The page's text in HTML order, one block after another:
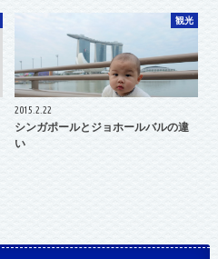
観光
2015.2.22
シンガポールとジョホールバルの違
い